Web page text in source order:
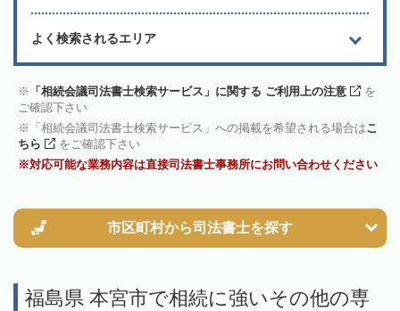
よく検索されるエリア
「相続会議司法書士検索サービス」に関する ご利用上の注意
を
ご確認下さい
「相続会議司法書士検索サービス」への掲載を希望される場合はこ
ちら
をご確認下さい
対応可能な業務内容は直接司法書士事務所にお問い合わせください
市区町村から司法書士を探す
福島県 本宮市で相続に強いその他の専